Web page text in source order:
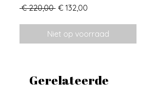
€ 220,00 Normale
€ 132,00
Niet op voorraad
Gerelateerde